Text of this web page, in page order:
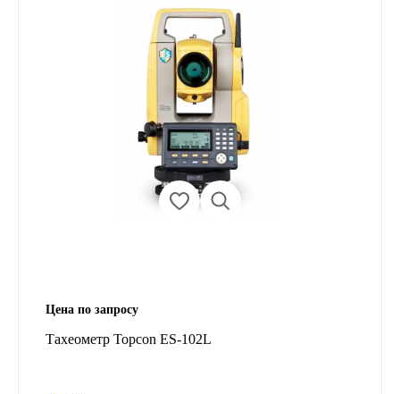
Цена по запросу
Тахеометр Topcon ES-102L